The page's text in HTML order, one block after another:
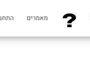
מאמרים